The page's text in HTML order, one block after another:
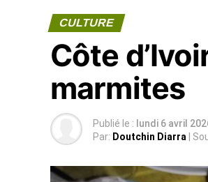
CULTURE
Côte
marmites
Publié le : lundi 6 avril
Par: Doutchin Diarra |